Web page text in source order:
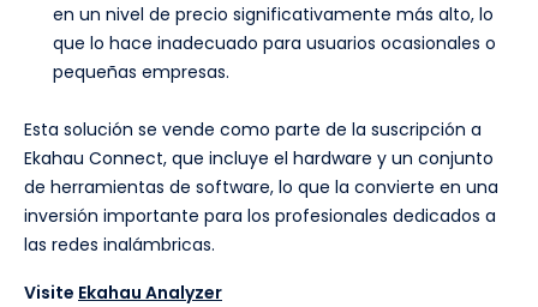
en un nivel de precio significativamente más alto, lo
que lo hace inadecuado para usuarios ocasionales o
pequeñas empresas.
Esta solución se vende como parte de la suscripción a
Ekahau Connect, que incluye el hardware y un conjunto
de herramientas de software, lo que la convierte en una
inversión importante para los profesionales dedicados a
las redes inalámbricas.
Visite Ekahau Analyzer